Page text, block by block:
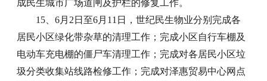
成民生城市广场道闸及护栏的修复工作。
15、6月2日至6月11日，世纪民生物业分别完成各
居民小区绿化带杂草的清理工作；完成小区自行车棚及
电动车充电棚的僵尸车清理工作；完成对各居民小区垃
圾分类收集站线路检修工作；完成对泽惠贸易中心网点